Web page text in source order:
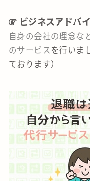
ビジネスアドバ
自身の会社の理念な
のサービスを行いま
ております）